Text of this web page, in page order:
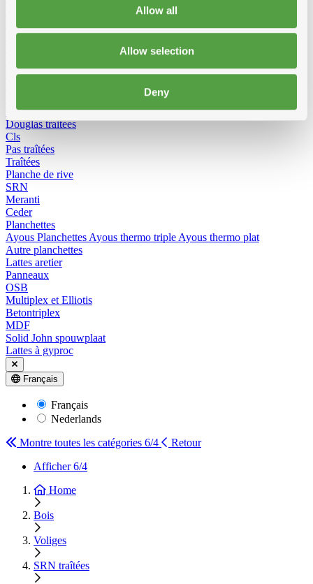
Allow all
Allow selection
Deny
Chevrons
Baddens, madrier
KVH-FJ traîtées
MadrierSRN traiteesKVH-FJ traîtéesKVH-FJ niet gedrenkt
Douglas traitees
Cls
Pas traîtées
Traîtées
Planche de rive
SRN
Meranti
Ceder
Planchettes
Ayous Planchettes Ayous thermo triple Ayous thermo plat
Autre planchettes
Lattes aretier
Panneaux
OSB
Multiplex et Elliotis
Betontriplex
MDF
Solid John spouwplaat
Lattes à gyproc
Français
Français
Nederlands
Montre toutes les catégories 6/4
Retour
Afficher 6/4
Home
Bois
Voliges
SRN traîtées